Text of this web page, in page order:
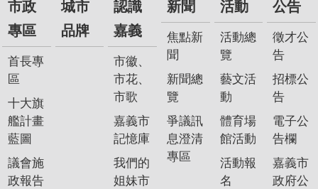
機
關
網
站
民
服
務
聯
市政
專區
首長專
區
十大旗
艦計畫
藍圖
議會施
政報告
城市
品牌
認識
嘉義
市徽、
市花、
市歌
嘉義市
記憶庫
我們的
姐妹市
新聞
焦點新
聞
新聞總
覽
爭議訊
息澄清
專區
活動
活動總
覽
藝文活
動
體育場
館活動
活動報
名
公告
徵才公
告
招標公
告
電子公
告欄
嘉義市
政府公